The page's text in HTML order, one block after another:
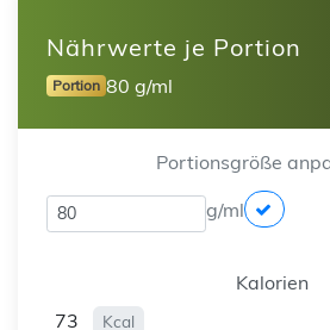
Nährwerte je Portion
Portion 80 g/ml
Portionsgröße
g/ml
Kalorien
73
Kcal